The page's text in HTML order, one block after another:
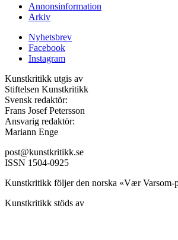
Annonsinformation
Arkiv
Nyhetsbrev
Facebook
Instagram
Kunstkritikk utgis av
Stiftelsen Kunstkritikk
Svensk redaktör:
Frans Josef Petersson
Ansvarig redaktör:
Mariann Enge
post@kunstkritikk.se
ISSN 1504-0925
Kunstkritikk följer den norska «Vær Varsom-
Kunstkritikk stöds av